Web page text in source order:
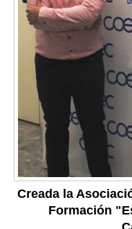
Creada la
Formación